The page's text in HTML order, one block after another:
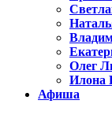
Олег
Илона
Афиша